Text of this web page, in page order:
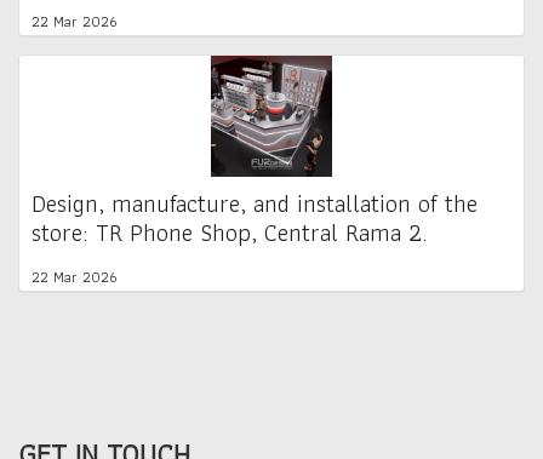
22 Mar 2026
Design, manufacture, and installation of the
store: TR Phone Shop, Central Rama 2.
22 Mar 2026